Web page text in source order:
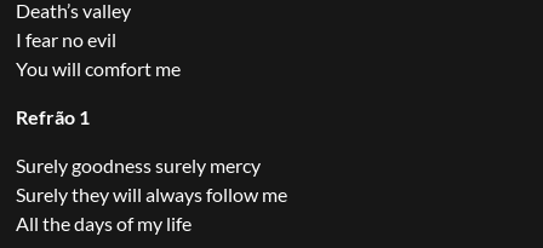
Death’s valley
I fear no evil
You will comfort me
Refrão 1
Surely goodness surely mercy
Surely they will always follow me
All the days of my life